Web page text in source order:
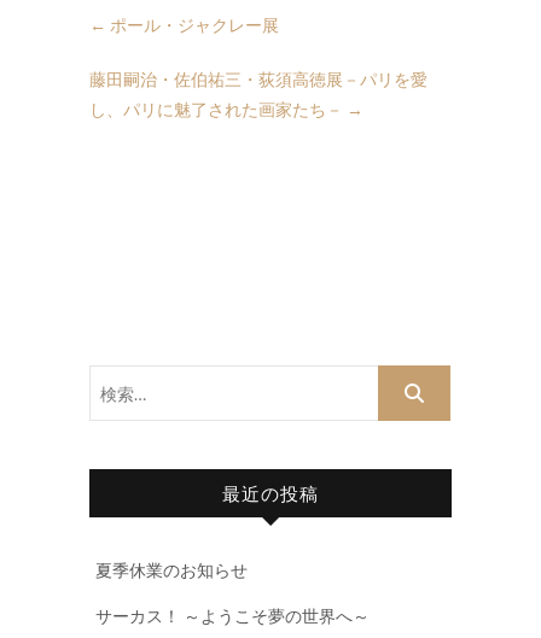
← ポール・ジャクレー展
藤田嗣治・佐伯祐三・荻須高徳展－パリを愛
し、パリに魅了された画家たち－ →
最近の投稿
夏季休業のお知らせ
サーカス！ ～ようこそ夢の世界へ～